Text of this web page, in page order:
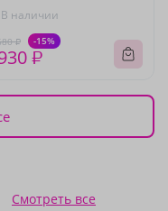
В наличии
₽ -15%
₽
Смотреть все